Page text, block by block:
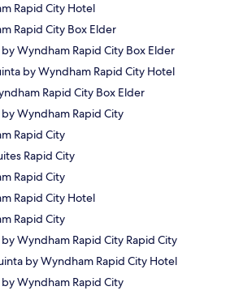
Rapid City Hotel
Rapid City Box Elder
Wyndham Rapid City Box Elder
by Wyndham Rapid City Hotel
Rapid City Box Elder
Wyndham Rapid City
Rapid City
Rapid City
Rapid City
Rapid City Hotel
Rapid City
Wyndham Rapid City Rapid City
by Wyndham Rapid City Hotel
Wyndham Rapid City